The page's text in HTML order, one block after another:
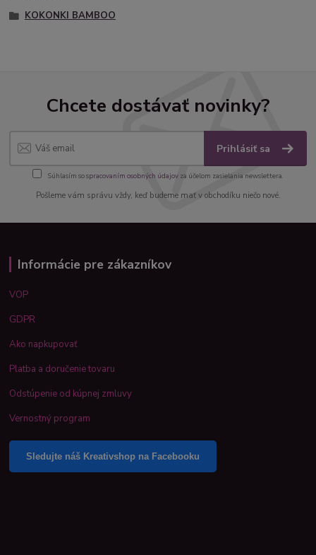
KOKONKI BAMBOO
Chcete dostávať novinky?
Prihlásiť sa
Súhlasím sospracovaním osobných údajov za účelom zasielania newslettera.
Pošleme vám správu vždy, keď budeme mať v obchodíku niečo nové.
Informácie pre zákazníkov
VOP
GDPR
Ako napkupovať
Platba a doručenie tovaru
Odstúpenie od kúpnej zmluvy
Vernostný program
Sledujte náš Kreativshop na Facebooku